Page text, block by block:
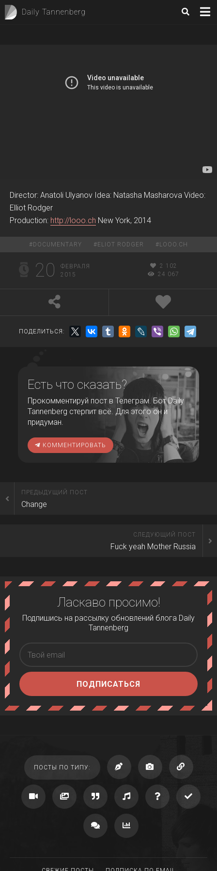
Daily Tannenberg
Director: Anatoli Ulyanov Idea: Natasha Masharova Video:
Elliot Rodger
Production: http://looo.ch New York, 2014
# DOCUMENTARY # ELIOT RODGER # LOOO.CH
20
ФЕВРАЛЯ
2015
2 102
24 067
ПОДЕЛИТЬСЯ:
Есть что сказать?
Прокомментируй пост в Телеграм. Бот Daily
Tannenberg стерпит всё. Для этого он и
придуман.
КОММЕНТИРОВАТЬ
ПРЕДЫДУЩИЙ ПОСТ
Change
СЛЕДУЮЩИЙ ПОСТ
Fuck yeah Mother Russia
Ласкаво просимо!
Подпишись на рассылку обновлений блога Daily
Tannenberg
ПОДПИСАТЬСЯ
ПОСТЫ ПО ТИПУ: